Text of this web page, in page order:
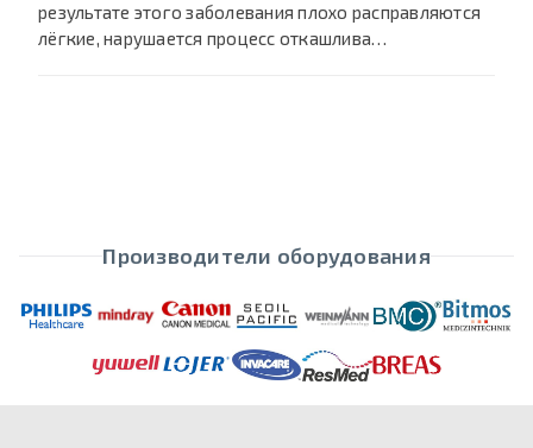
результате этого заболевания плохо расправляются
лёгкие, нарушается процесс откашлива…
Производители оборудования